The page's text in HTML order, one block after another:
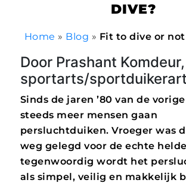
DIVE?
Home » Blog » Fit to dive or
Door Prashant Komdeur,
sportarts/
Sinds de jaren ’80 van de
steeds meer mensen gaan
persluchtduiken. Vroeger was
weg gelegd voor de echte
tegenwoordig wordt het
als simpel, veilig en makkelijk